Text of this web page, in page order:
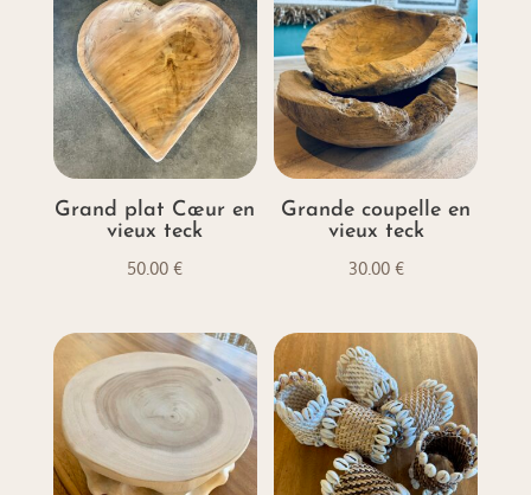
Grand plat Cœur en
vieux teck
50.00€
Grande coupelle en
vieux teck
30.00 €